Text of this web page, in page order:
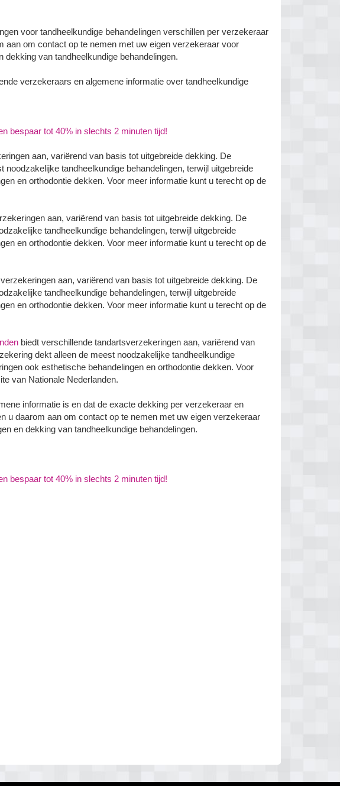
voor tandheelkundige behandelingen verschillen per verzekeraar
aan om contact op te nemen met uw eigen verzekeraar voor
van tandheelkundige behandelingen.
verzekeraars en algemene informatie over tandheelkundige
bespaar tot 40% in slechts 2 minuten tijd!
aan, variërend van basis tot uitgebreide dekking. De
tandheelkundige behandelingen, terwijl uitgebreide
en orthodontie dekken. Voor meer informatie kunt u terecht op de
aan, variërend van basis tot uitgebreide dekking. De
tandheelkundige behandelingen, terwijl uitgebreide
en orthodontie dekken. Voor meer informatie kunt u terecht op de
aan, variërend van basis tot uitgebreide dekking. De
tandheelkundige behandelingen, terwijl uitgebreide
en orthodontie dekken. Voor meer informatie kunt u terecht op de
biedt verschillende tandartsverzekeringen aan, variërend van
dekt alleen de meest noodzakelijke tandheelkundige
ook esthetische behandelingen en orthodontie dekken. Voor
van Nationale Nederlanden.
informatie is en dat de exacte dekking per verzekeraar en
u daarom aan om contact op te nemen met uw eigen verzekeraar
en dekking van tandheelkundige behandelingen.
bespaar tot 40% in slechts 2 minuten tijd!